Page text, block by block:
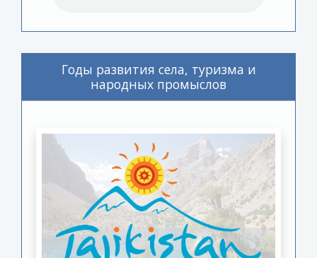
Годы развития села, туризма и
народных промыслов